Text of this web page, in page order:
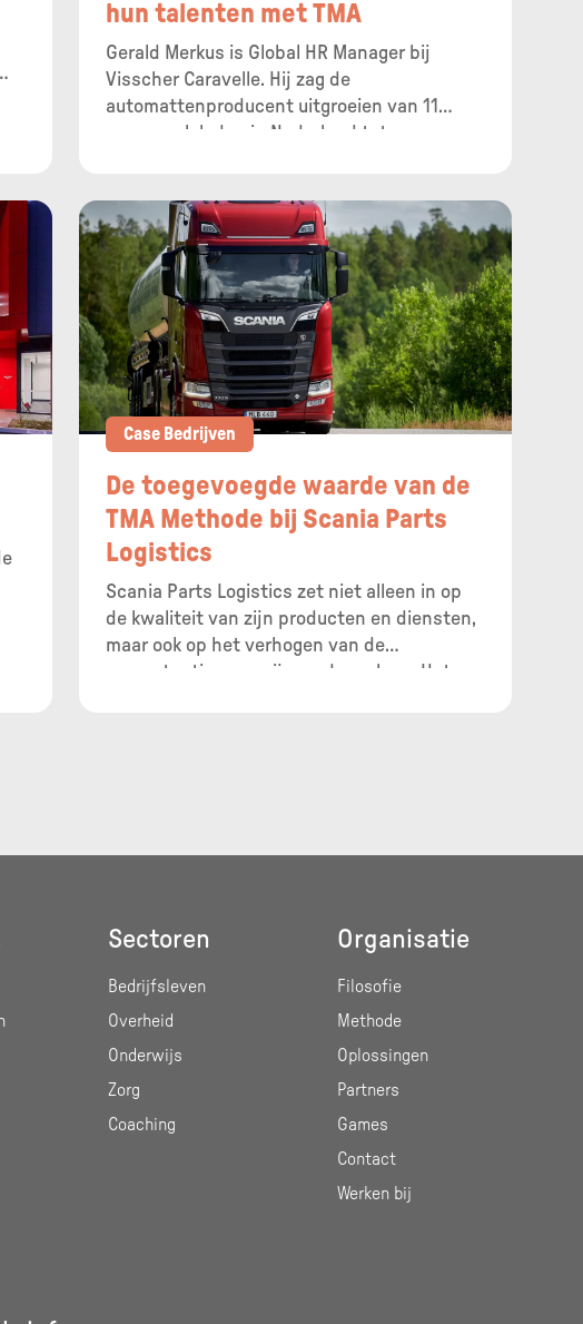
hun talenten met TMA
Gerald Merkus is Global HR Manager bij
Visscher Caravelle. Hij zag de
automattenproducent uitgroeien van 11
personeelsleden in Nederland tot een
medewerkers staat bij Visscher Caravelle
hoog in het vaandel.
De toegevoegde waarde van de
TMA Methode bij Scania Parts
Logistics
Scania Parts Logistics zet niet alleen in op
de kwaliteit van zijn producten en diensten,
maar ook op het verhogen van de
competenties van zijn medewerkers. Het
Case Bedrijven
Sectoren
Bedrijfsleven
Overheid
Onderwijs
Zorg
Coaching
Organisatie
Filosofie
Methode
Oplossingen
Partners
Games
Contact
Werken bij